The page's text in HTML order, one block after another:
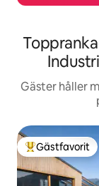
Gäster håller
Populär
Gästfavorit